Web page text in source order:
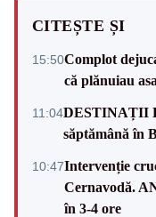
CITEȘTE ȘI
15:50Complot
că plănuiau
11:04DESTINAȚII
săptămână în
10:47Intervenție
Cernavodă.
în 3-4 ore